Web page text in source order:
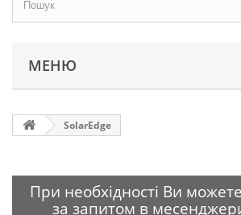
МЕНЮ
SolarEdge
При необхідності Ви
за запитом в